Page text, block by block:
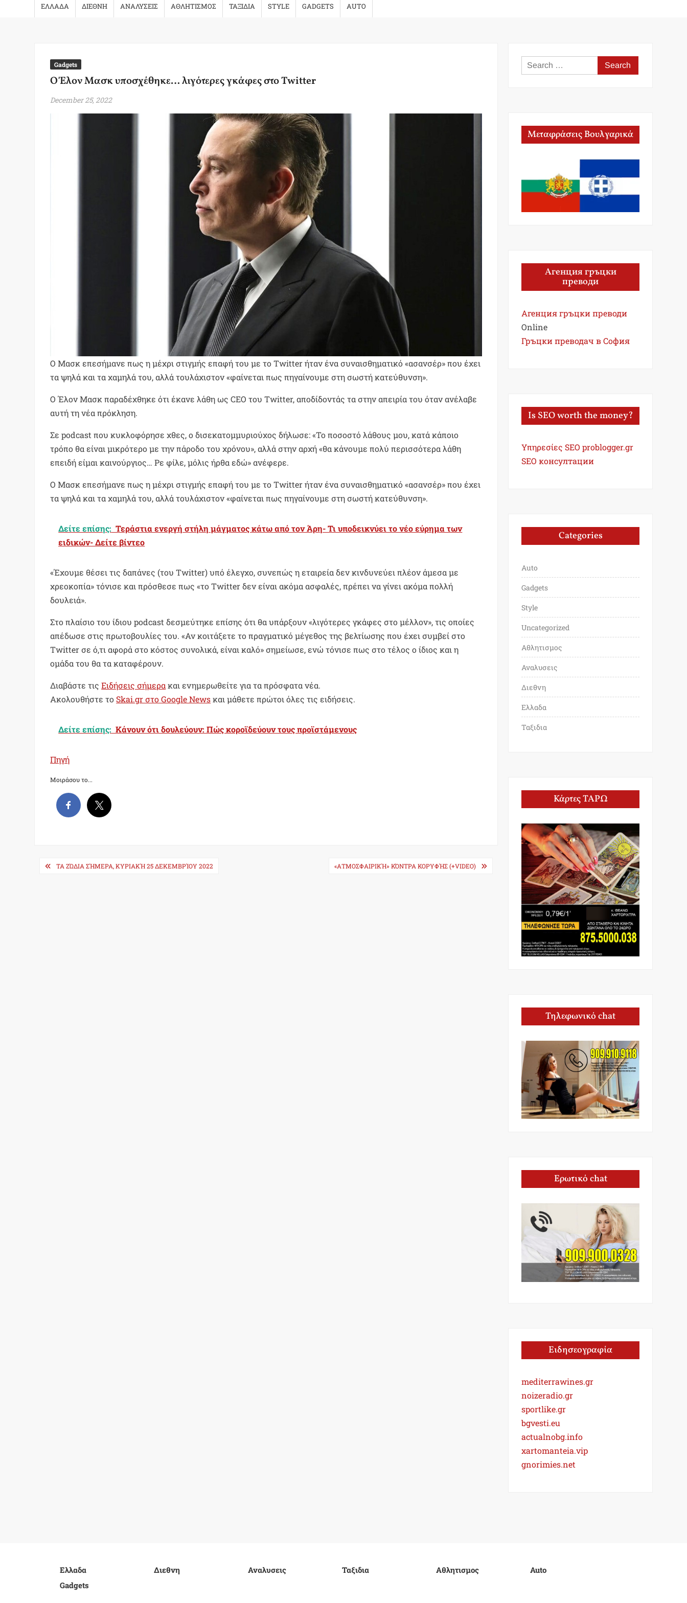
ΕΛΛΑΔΑ ΔΙΕΘΝΗ ΑΝΑΛΥΣΕΙΣ ΑΘΛΗΤΙΣΜΟΣ ΤΑΞΙΔΙΑ STYLE GADGETS AUTO
Gadgets
Ο Έλον Μασκ υποσχέθηκε… λιγότερες γκάφες στο Twitter
December 25, 2022
Ο Μασκ επεσήμανε πως η μέχρι στιγμής επαφή του με το Twitter ήταν ένα συναισθηματικό «ασανσέρ» που έχει
τα ψηλά και τα χαμηλά του, αλλά τουλάχιστον «φαίνεται πως πηγαίνουμε στη σωστή κατεύθυνση».
Ο Έλον Μασκ παραδέχθηκε ότι έκανε λάθη ως CEO του Twitter, αποδίδοντάς τα στην απειρία του όταν ανέλαβε
αυτή τη νέα πρόκληση.
Σε podcast που κυκλοφόρησε χθες, ο δισεκατομμυριούχος δήλωσε: «Το ποσοστό λάθους μου, κατά κάποιο
τρόπο θα είναι μικρότερο με την πάροδο του χρόνου», αλλά στην αρχή «θα κάνουμε πολύ περισσότερα λάθη
επειδή είμαι καινούργιος… Ρε φίλε, μόλις ήρθα εδώ» ανέφερε.
Ο Μασκ επεσήμανε πως η μέχρι στιγμής επαφή του με το Twitter ήταν ένα συναισθηματικό «ασανσέρ» που έχει
τα ψηλά και τα χαμηλά του, αλλά τουλάχιστον «φαίνεται πως πηγαίνουμε στη σωστή κατεύθυνση».
Δείτε επίσης: Τεράστια ενεργή στήλη μάγματος κάτω από τον Άρη- Τι υποδεικνύει το νέο εύρημα των
ειδικών- Δείτε βίντεο
«Έχουμε θέσει τις δαπάνες (του Twitter) υπό έλεγχο, συνεπώς η εταιρεία δεν κινδυνεύει πλέον άμεσα με
χρεοκοπία» τόνισε και πρόσθεσε πως «το Twitter δεν είναι ακόμα ασφαλές, πρέπει να γίνει ακόμα πολλή
δουλειά».
Στο πλαίσιο του ίδιου podcast δεσμεύτηκε επίσης ότι θα υπάρξουν «λιγότερες γκάφες στο μέλλον», τις οποίες
απέδωσε στις πρωτοβουλίες του. «Αν κοιτάξετε το πραγματικό μέγεθος της βελτίωσης που έχει συμβεί στο
Twitter σε ό,τι αφορά στο κόστος συνολικά, είναι καλό» σημείωσε, ενώ τόνισε πως στο τέλος ο ίδιος και η
ομάδα του θα τα καταφέρουν.
Διαβάστε τιςΕιδήσεις σήμερακαι ενημερωθείτε για τα πρόσφατα νέα.
Ακολουθήστε το Skai.gr στο Google Newsκαι μάθετε πρώτοι όλες τις ειδήσεις.
Δείτε επίσης: Κάνουν ότι δουλεύουν: Πώς κοροϊδεύουν τους προϊστάμενους
Πηγή
Μοιράσου το...
PostΤΑ ΖΏΔΙΑ ΣΉΜΕΡΑ, ΚΥΡΙΑΚΉ 25 ΔΕΚΕΜΒΡΊΟΥ 2022 «ΑΤΜΟΣΦΑΙΡΙΚΉ» ΚΌΝΤΡΑ ΚΟΡΥΦΉΣ (+VIDEO)
Search
for:
Μεταφράσεις Βουλγαρικά
Агенция гръцки
преводи
Агенция гръцки преводи
Online
Гръцки преводач в София
Is SEO worth the money?
Υπηρεσίες SEO problogger.gr
SEO консултации
Categories
Auto
Gadgets
Style
Uncategorized
Αθλητισμος
Αναλυσεις
Διεθνη
Ελλαδα
Ταξιδια
Κάρτες ΤΑΡΩ
Τηλεφωνικό chat
Ερωτικό chat
Ειδησεογραφία
mediterrawines.gr
noizeradio.gr
sportlike.gr
bgvesti.eu
actualnobg.info
xartomanteia.vip
gnorimies.net
Ελλαδα Διεθνη Αναλυσεις Ταξιδια Αθλητισμος
Auto
Gadgets